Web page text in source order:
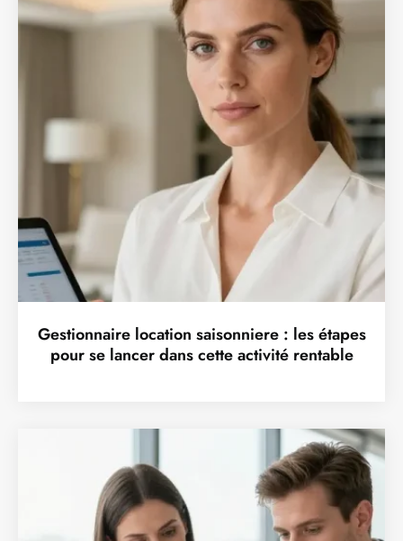
Gestionnaire location saisonniere : les étapes
pour se lancer dans cette activité rentable